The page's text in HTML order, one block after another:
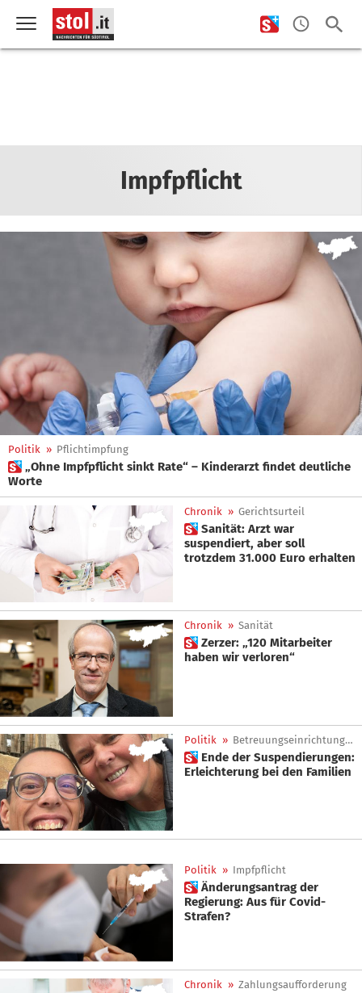
Impfpflicht
Politik » Pflichtimpfung
 „Ohne Impfpflicht sinkt Rate“ – Kinderarzt findet deutliche
Worte
Chronik » Gerichtsurteil
 Sanität: Arzt war
suspendiert, aber soll
trotzdem 31.000 Euro erhalten
Chronik » Sanität
 Zerzer: „120 Mitarbeiter
haben wir verloren“
Politik » Betreuungseinrichtungen
 Ende der Suspendierungen:
Erleichterung bei den Familien
Politik » Impfpflicht
 Änderungsantrag der
Regierung: Aus für Covid-
Strafen?
Chronik » Zahlungsaufforderung